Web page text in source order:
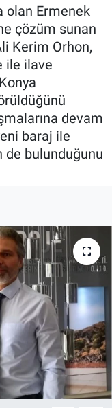
olan Ermenek
çözüm sunan
Kerim Orhon,
ile ilave
devam
baraj ile
de bulunduğunu